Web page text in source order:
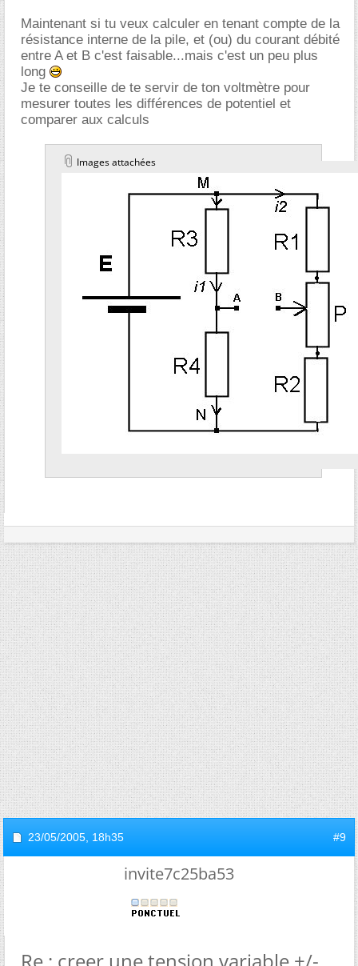
Maintenant si tu veux calculer en tenant compte de la
résistance interne de la pile, et (ou) du courant débité
entre A et B c'est faisable...mais c'est un peu plus
long
Je te conseille de te servir de ton voltmètre pour
mesurer toutes les différences de potentiel et
comparer aux calculs
Images attachées
23/05/2005, 18h35 #9
invite7c25ba53